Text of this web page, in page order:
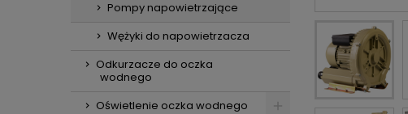
Pompy napowietrzające
Wężyki do napowietrzacza
Odkurzacze do oczka
wodnego
Oświetlenie oczka wodnego